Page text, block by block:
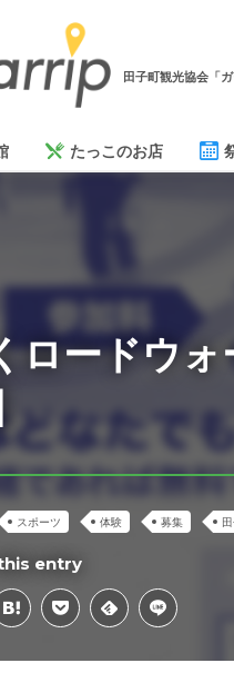
田子町観光協会「ガ
たっこのお店
ロードウォ
スポーツ 体験 募集
entry